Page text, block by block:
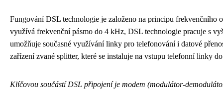
Fungování DSL technologie je založeno na principu frekvenčního
využívá frekvenční pásmo do 4 kHz, DSL technologie pracuje s
umožňuje současné využívání linky pro telefonování i datové
zařízení zvané splitter, které se instaluje na vstupu telefonní linky
Klíčovou součástí DSL připojení je modem (modulátor-